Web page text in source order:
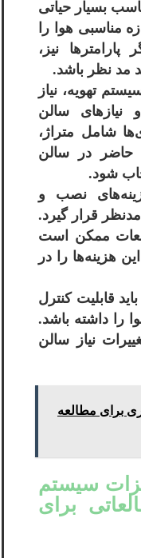
بسیار حیاتی
مناسبی هوا را
نیز،
مد نظر باشد.
تهویه، نیاز
نیازهای سالن
شامل متراژ،
حاضر در سالن
شود.
نصب و
قرار گیرد.
ممکن است
هزینه‌ها را در
قابلیت کنترل
را داشته باشد.
نیاز سالن
برای مطالعه‌
سیستم
برای